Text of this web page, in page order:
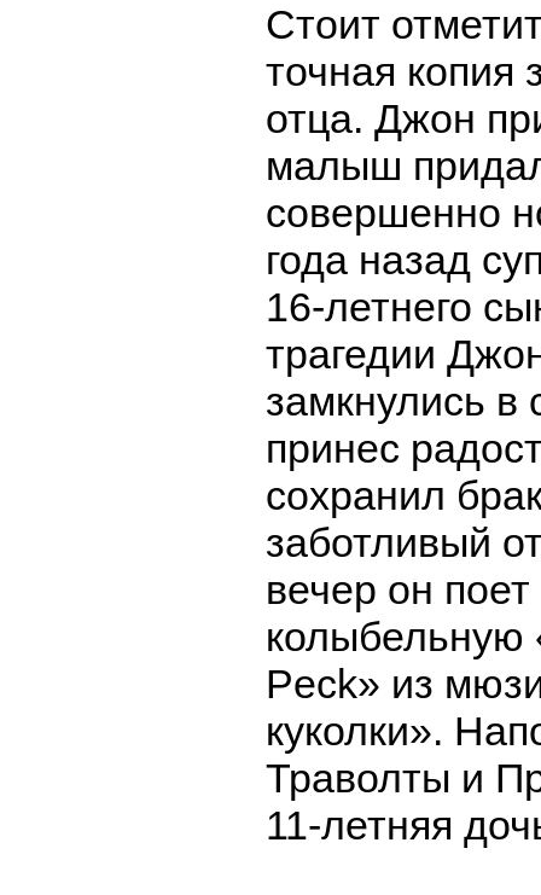
Стоит
точная копия
отца. Джон
малыш
совершенно
года назад
16-летнего
трагедии
замкнулись
принес
сохранил
заботливый
вечер он
колыбельную
Peck» из
куколки».
Траволты и
11-летняя